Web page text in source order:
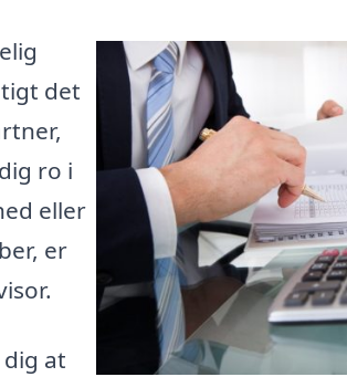
det
ro i
eller
er
at